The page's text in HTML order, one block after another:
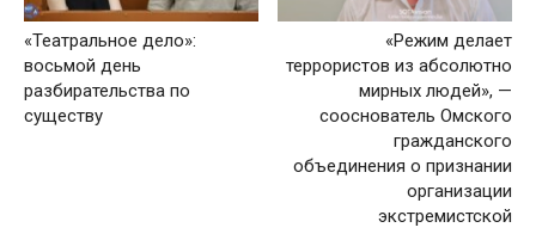
«Театральное дело»:
восьмой день
разбирательства по
существу
«Режим делает
террористов из абсолютно
мирных людей», —
сооснователь Омского
гражданского
объединения о признании
организации
экстремистской